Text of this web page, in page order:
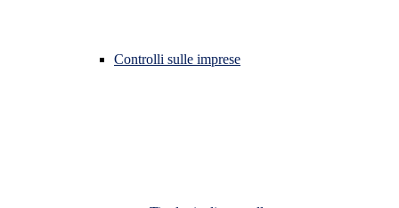
Controlli sulle imprese